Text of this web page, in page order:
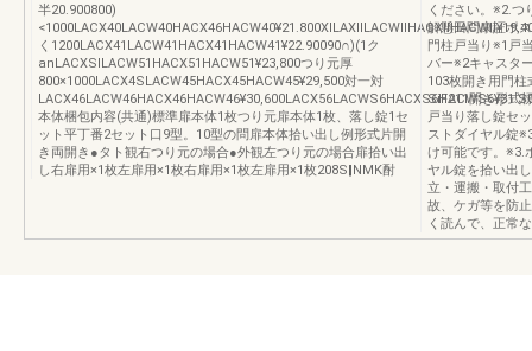
半20.900800)
く1200LACX41LACW41HACX41HACW41¥22.90090∩)(1ク
anLACXSlLACW51HACX51HACW51¥23,800つり元厚
800×1000LACX4SLACW45HACX45HACW45¥29,500対一対
本体梱包内容(共通)標準扉本体1枚つり元扉本体1枚、落し錠1セ
ット平丁番2セット口9型。10型の問扉本体拾い出し例形式片開
き両開き●タト観右つり元の場合●外観左つり元の場合扉拾い出
し右扉用×1枚左扉用×1枚右扉用×1枚左扉用×1枚208S‖NMK酎
ください。※2.つ
解懸田問康証ポ
門柱戸当り※1戸
バー※2キャスタ
103枚開き用門
SiF211開き形式
戸当り落し錠セ
ストダイヤル錠
け可能です。※3.
ヤル錠を拾い出
立・運搬・取付
故、ケガ等を防
く読んで、正常